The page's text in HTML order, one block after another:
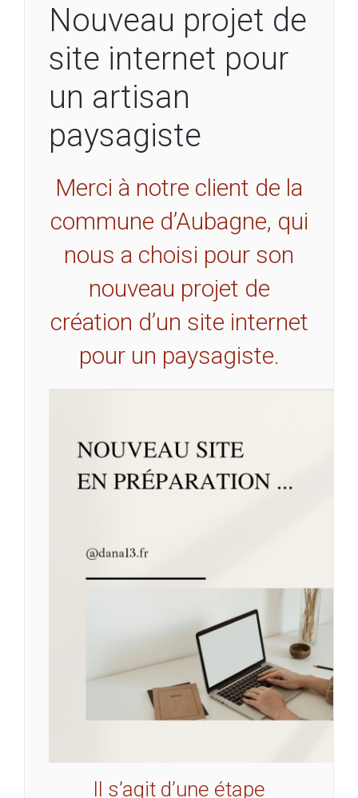
Nouveau projet de
site internet pour
un artisan
paysagiste
Merci à notre client de la
commune d’Aubagne, qui
nous a choisi pour son
nouveau projet de
création d’un site internet
pour un paysagiste.
Il s’agit d’une étape